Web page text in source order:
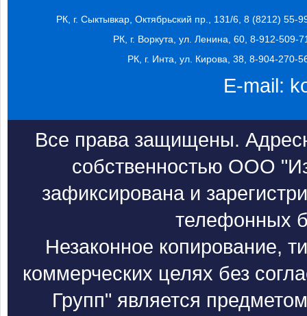
РК, г. Сыктывкар, Октябрьский пр., 131/6, 8 (8212) 55-
РК, г. Воркута, ул. Ленина, 60, 8-912-509-
РК, г. Инта, ул. Кирова, 38, 8-904-270-
E-mail:
Все права защищены.
собственностью ООО
зафиксирована и
телефонных
Незаконное копирование,
коммерческих целях без
Групп" является